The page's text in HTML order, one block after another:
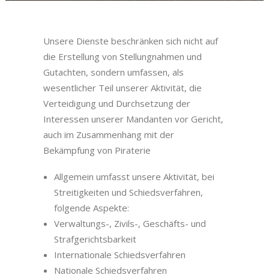
Unsere Dienste beschränken sich nicht auf
die Erstellung von Stellungnahmen und
Gutachten, sondern umfassen, als
wesentlicher Teil unserer Aktivität, die
Verteidigung und Durchsetzung der
Interessen unserer Mandanten vor Gericht,
auch im Zusammenhang mit der
Bekämpfung von Piraterie
Allgemein umfasst unsere Aktivität, bei
Streitigkeiten und Schiedsverfahren,
folgende Aspekte:
Verwaltungs-, Zivils-, Geschäfts- und
Strafgerichtsbarkeit
Internationale Schiedsverfahren
Nationale Schiedsverfahren